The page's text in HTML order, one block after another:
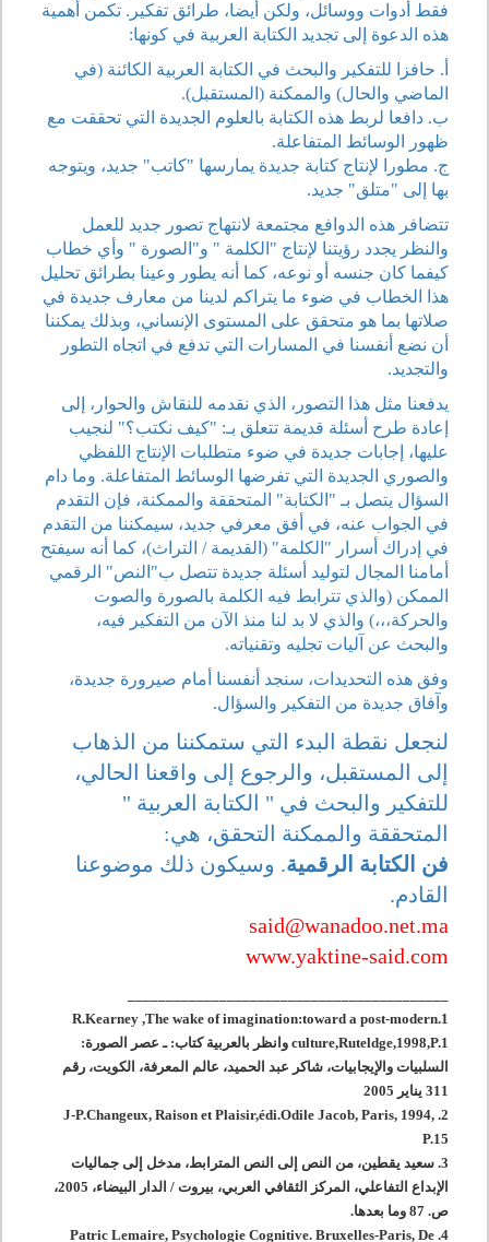
فقط أدوات ووسائل، ولكن أيضا، طرائق تفكير. تكمن أهمية
هذه الدعوة إلى تجديد الكتابة العربية في كونها:
أ. حافزا للتفكير والبحث في الكتابة العربية الكائنة (في
الماضي والحال) والممكنة (المستقبل).
ب. دافعا لربط هذه الكتابة بالعلوم الجديدة التي تحققت مع
ظهور الوسائط المتفاعلة.
ج. مطورا لإنتاج كتابة جديدة يمارسها "كاتب" جديد، ويتوجه
بها إلى "متلق" جديد.
تتضافر هذه الدوافع مجتمعة لانتهاج تصور جديد للعمل
والنظر يجدد رؤيتنا لإنتاج "الكلمة " و"الصورة " وأي خطاب
كيفما كان جنسه أو نوعه، كما أنه يطور وعينا بطرائق تحليل
هذا الخطاب في ضوء ما يتراكم لدينا من معارف جديدة في
صلاتها بما هو متحقق على المستوى الإنساني، وبذلك يمكننا
أن نضع أنفسنا في المسارات التي تدفع في اتجاه التطور
والتجديد.
يدفعنا مثل هذا التصور، الذي نقدمه للنقاش والحوار، إلى
إعادة طرح أسئلة قديمة تتعلق بـ: "كيف نكتب؟" لنجيب
عليها، إجابات جديدة في ضوء متطلبات الإنتاج اللفظي
والصوري الجديدة التي تفرضها الوسائط المتفاعلة. وما دام
السؤال يتصل بـ "الكتابة" المتحققة والممكنة، فإن التقدم
في الجواب عنه، في أفق معرفي جديد، سيمكننا من التقدم
في إدراك أسرار "الكلمة" (القديمة / التراث)، كما أنه سيفتح
أمامنا المجال لتوليد أسئلة جديدة تتصل ب"النص" الرقمي
الممكن (والذي تترابط فيه الكلمة بالصورة والصوت
والحركة،،،) والذي لا بد لنا منذ الآن من التفكير فيه،
والبحث عن آليات تجليه وتقنياته.
وفق هذه التحديدات، سنجد أنفسنا أمام صيرورة جديدة،
وآفاق جديدة من التفكير والسؤال.
لنجعل نقطة البدء التي ستمكننا من الذهاب
إلى المستقبل، والرجوع إلى واقعنا الحالي،
للتفكير والبحث في " الكتابة العربية "
المتحققة والممكنة التحقق، هي:
فن الكتابة الرقمية. وسيكون ذلك موضوعنا
القادم.
said@wanadoo.net.ma
www.yaktine-said.com
1.R.Kearney ,The wake of imagination:toward a post-modern
culture,Ruteldge,1998,P.1 وانظر بالعربية كتاب: ـ عصر الصورة:
السلبيات والإيجابيات، شاكر عبد الحميد، عالم المعرفة، الكويت، رقم
311 يناير 2005
2. J-P.Changeux, Raison et Plaisir,édi.Odile Jacob, Paris, 1994,
P.15
3. سعيد يقطين، من النص إلى النص المترابط، مدخل إلى جماليات
الإبداع التفاعلي، المركز الثقافي العربي، بيروت / الدار البيضاء، 2005،
ص. 87 وما بعدها.
4. Patric Lemaire, Psychologie Cognitive. Bruxelles-Paris, De